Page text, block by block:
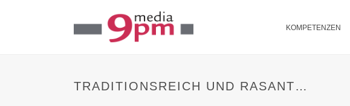
KOMPETENZEN
TRADITIONSREICH UND RASANT…